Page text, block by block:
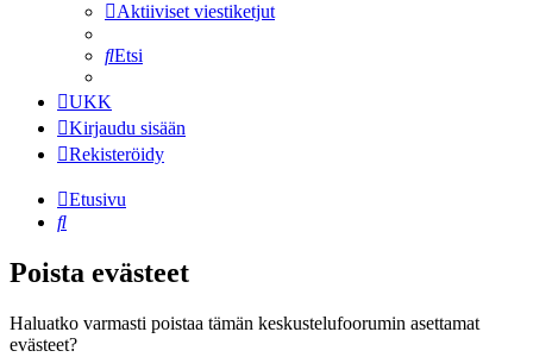
Aktiiviset viestiketjut
Etsi
UKK
Kirjaudu sisään
Rekisteröidy
Etusivu
Etsi
Poista evästeet
Haluatko varmasti poistaa tämän keskustelufoorumin asettamat
evästeet?